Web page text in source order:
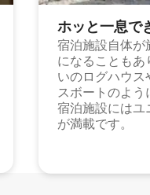
ホッと一⁠息⁠で⁠
宿泊施設自体が
になることも
いのログハウス
スボートのよう
宿泊施設にはユ
が満載です。